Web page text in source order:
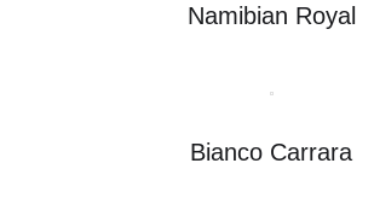
Namibian Royal
Bianco Carrara